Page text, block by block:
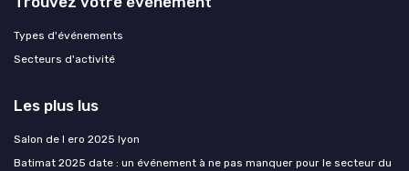
Types d'événements
Secteurs d'activité
Les plus lus
Salon de l ero 2025 lyon
Batimat 2025 date : un événement à ne pas manquer pour le secteur du